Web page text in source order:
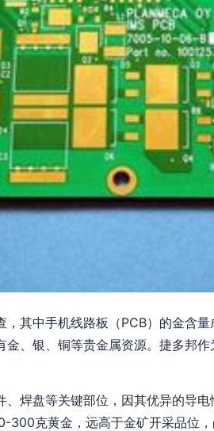
其中手机线路板（PCB）的金含
、银、铜等贵金属资源。捷多邦
焊盘等关键部位，因其优异的导
克黄金，远高于金矿开采品位，